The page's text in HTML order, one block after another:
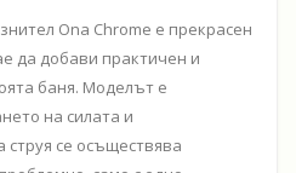
Ona Chrome е прекрасен
да добави практичен и
баня. Моделът е
на силата и
се осъществява